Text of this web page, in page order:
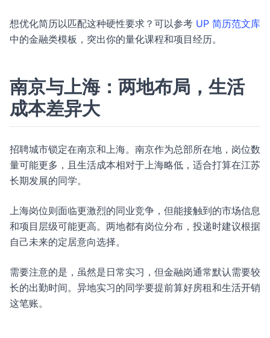
想优化简历以匹配这种硬性要求？可以参考 UP 简历范文库
中的金融类模板，突出你的量化课程和项目经历。
南京与上海：两地布局，生活
成本差异大
招聘城市锁定在南京和上海。南京作为总部所在地，岗位数
量可能更多，且生活成本相对于上海略低，适合打算在江苏
长期发展的同学。
上海岗位则面临更激烈的同业竞争，但能接触到的市场信息
和项目层级可能更高。两地都有岗位分布，投递时建议根据
自己未来的定居意向选择。
需要注意的是，虽然是日常实习，但金融岗通常默认需要较
长的出勤时间。异地实习的同学要提前算好房租和生活开销
这笔账。